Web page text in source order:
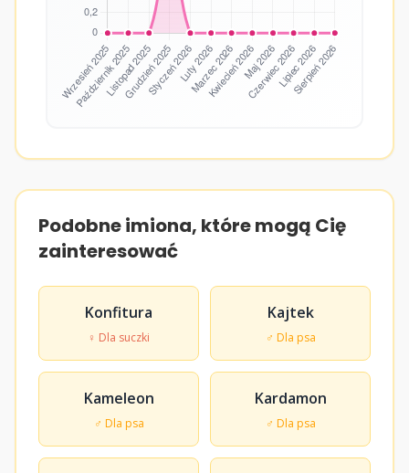
Podobne imiona, które mogą Cię
zainteresować
Konfitura
♀ Dla suczki
Kajtek
♂ Dla psa
Kameleon
♂ Dla psa
Kardamon
♂ Dla psa